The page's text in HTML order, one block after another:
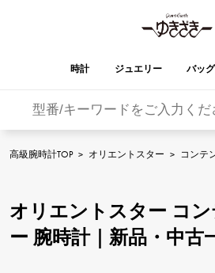
時計 ジュエリー バッグ
ロレックス
A.LANGE & SOHNE
ランゲ＆ゾーネ
YUKIZAKI
ジュエリー
ジュエリー
ジ
レガリア
YOBIKO
バーキン
ガーデンパーティー
高級腕時計TOP > オリエントスター > コンテ
オリエントスター コン
ー 腕時計｜新品・中古